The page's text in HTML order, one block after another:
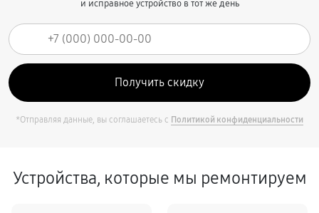
и исправное устройство в тот же день
*Отправляя данные, вы соглашаетесь с Политикой конфиденциальности
Устройства, которые мы ремонтируем